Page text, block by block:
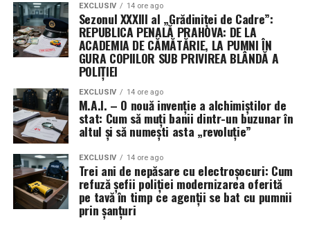
EXCLUSIV 14 ore ago
Sezonul XXXIII al „Grădiniței de Cadre”:
REPUBLICA PENALĂ PRAHOVA: DE LA
ACADEMIA DE CĂMĂTĂRIE, LA PUMNI ÎN
GURA COPIILOR SUB PRIVIREA BLÂNDĂ A
POLIȚIEI
EXCLUSIV 14 ore ago
M.A.I. – O nouă invenție a alchimiștilor de
stat: Cum să muți banii dintr-un buzunar în
altul și să numești asta „revoluție”
EXCLUSIV 14 ore ago
Trei ani de nepăsare cu electroșocuri: Cum
refuză șefii poliției modernizarea oferită
pe tavă în timp ce agenții se bat cu pumnii
prin șanțuri